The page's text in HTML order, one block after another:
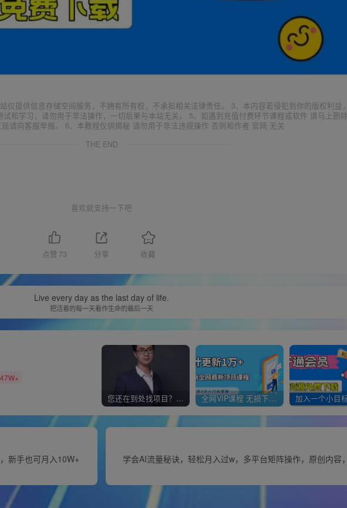
仅提供信息存储空间服务，不拥有所有权，不承担相关法律责任。 3、本内容若侵犯到你的版权利益
和学习，请勿用于非法操作，一切后果与本站无关。 5、如遇到充值付费环节课程或软件 请马上删
请向客服举报。 6、本教程仅供揭秘 请勿用于非法违规操作 否则和作者 官网 无关
THE END
喜欢就支持一下吧
点赞 73 分享 收藏
Live every day as the last day of life.
把活着的每一天看作生命的最后一天
您还在到处找项目？还在当韭菜？我靠经营“一个小目标网创商城”年入百W+，曾经我也负债累累! 全网VIP课程 无损下载~
新手也可月入10W+
学会AI流量秘诀，轻松月入过w，多平台矩阵操作，原创内容